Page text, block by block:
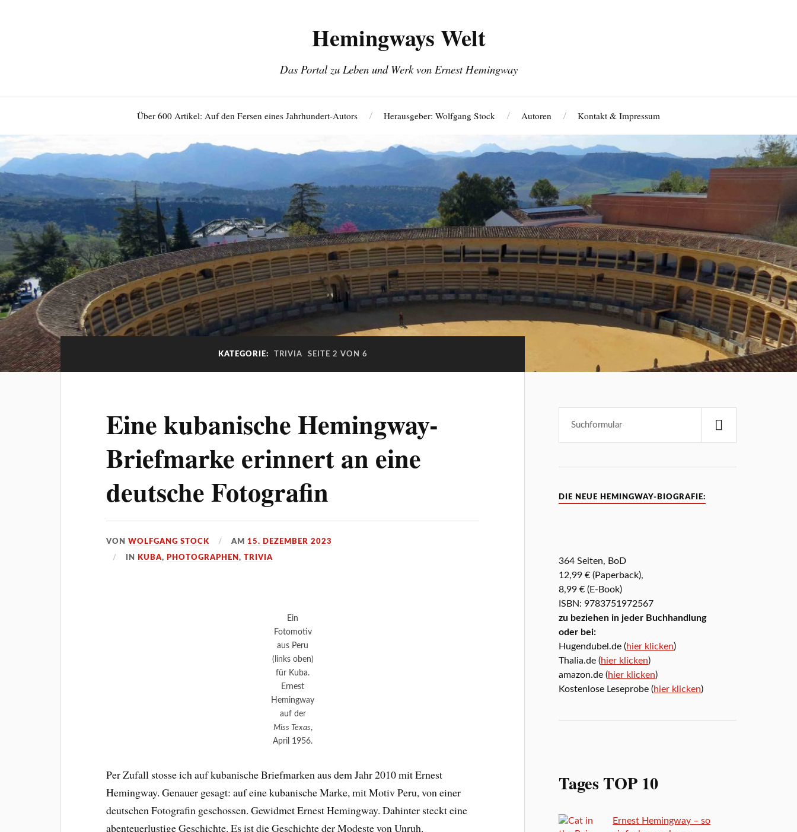
Hemingways Welt
Das Portal zu Leben und Werk von Ernest Hemingway
Über 600 Artikel: Auf den Fersen eines Jahrhundert-Autors Herausgeber: Wolfgang Stock Autoren Kontakt & Impressum
KATEGORIE: TRIVIA SEITE 2 VON 6
Eine kubanische Hemingway-
Briefmarke erinnert an eine
deutsche Fotografin
VONWOLFGANG STOCK AM15. DEZEMBER 2023
IN KUBA, PHOTOGRAPHEN,TRIVIA
Ein
Fotomotiv
aus Peru
(links oben)
für Kuba.
Ernest
Hemingway
auf der
Miss Texas,
April 1956.
Per Zufall stosse ich auf kubanische Briefmarken aus dem Jahr 2010 mit Ernest
Hemingway. Genauer gesagt: auf eine kubanische Marke, mit Motiv Peru, von einer
deutschen Fotografin geschossen. Gewidmet Ernest Hemingway. Dahinter steckt eine
abenteuerlustige Geschichte. Es ist die Geschichte der Modeste von Unruh.
DIE NEUE HEMINGWAY-BIOGRAFIE:
364 Seiten, BoD
12,99 € (Paperback),
8,99 € (E-Book)
ISBN: 9783751972567
zu beziehen in jeder Buchhandlung
oder bei:
Hugendubel.de (hier klicken)
Thalia.de (hier klicken)
amazon.de (hier klicken)
Kostenlose Leseprobe (hier klicken)
Tages TOP 10
Ernest Hemingway – so